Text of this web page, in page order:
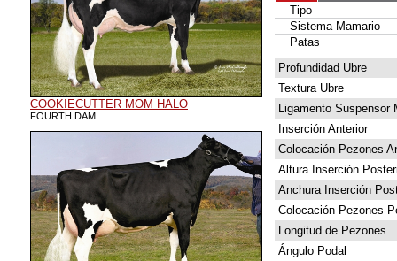
COOKIECUTTER MOM HALO
FOURTH DAM
Tipo
Sistema Mamario
Patas
Profundidad Ubre
Textura Ubre
Ligamento Suspensor
Inserción Anterior
Colocación Pezones
Altura Inserción
Anchura Inserción
Colocación Pezones
Longitud de Pezones
Ángulo Podal